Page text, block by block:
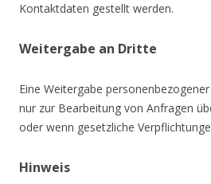
Kontaktdaten gestellt werden.
Weitergabe an Dritte
Eine Weitergabe
nur zur Bearbeitung von Anfragen
oder wenn gesetzliche
Hinweis